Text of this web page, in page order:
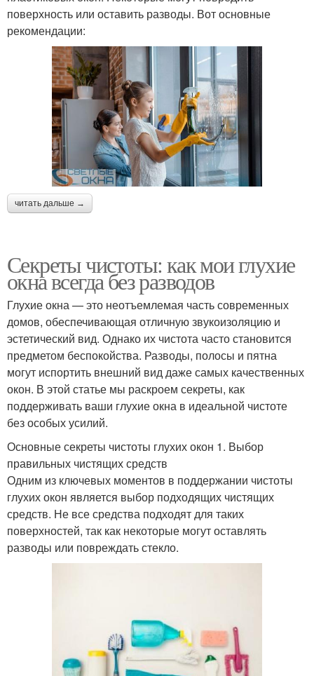
поверхность или оставить разводы. Вот основные
рекомендации:
читать дальше →
Секреты чистоты: как мои глухие
окна всегда без разводов
Глухие окна — это неотъемлемая часть современных
домов, обеспечивающая отличную звукоизоляцию и
эстетический вид. Однако их чистота часто становится
предметом беспокойства. Разводы, полосы и пятна
могут испортить внешний вид даже самых качественных
окон. В этой статье мы раскроем секреты, как
поддерживать ваши глухие окна в идеальной чистоте
без особых усилий.
Основные секреты чистоты глухих окон 1. Выбор
правильных чистящих средств
Одним из ключевых моментов в поддержании чистоты
глухих окон является выбор подходящих чистящих
средств. Не все средства подходят для таких
поверхностей, так как некоторые могут оставлять
разводы или повреждать стекло.